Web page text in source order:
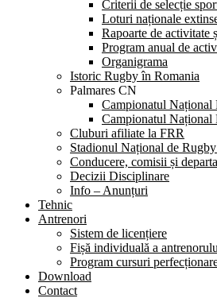
Criterii de selecție
Loturi naționale
Rapoarte de activitate
Program anual de
Organigrama
Istoric Rugby în Romania
Palmares CN
Campionatul Național
Campionatul Național
Cluburi afiliate la FRR
Stadionul Național de
Conducere, comisii și
Decizii Disciplinare
Info – Anunțuri
Tehnic
Antrenori
Sistem de licențiere
Fișă individuală a
Program cursuri
Download
Contact